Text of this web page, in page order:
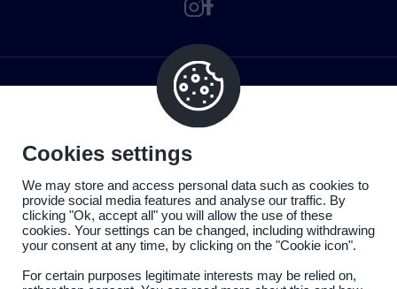
Cookies settings
We may store and access personal data such as cookies to
provide social media features and analyse our traffic. By
clicking "Ok, accept all" you will allow the use of these
cookies. Your settings can be changed, including withdrawing
your consent at any time, by clicking on the "Cookie icon".
For certain purposes legitimate interests may be relied on,